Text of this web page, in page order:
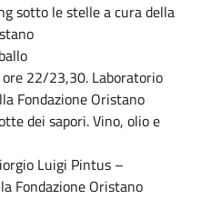
sotto le stelle a cura della
ore 22/23,30. Laboratorio
Fondazione Oristano
dei sapori. Vino, olio e
Luigi Pintus –
Fondazione Oristano